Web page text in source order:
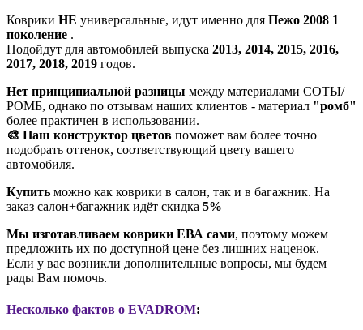
Коврики НЕ универсальные, идут именно для Пежо 2008 1
поколение .
Подойдут для автомобилей выпуска 2013, 2014, 2015, 2016,
2017, 2018, 2019 годов.
Нет принципиальной разницы между материалами СОТЫ/
РОМБ, однако по отзывам наших клиентов - материал "ромб"
более практичен в использовании.
🎨 Наш конструктор цветов поможет вам более точно
подобрать оттенок, соответствующий цвету вашего
автомобиля.
Купить можно как коврики в салон, так и в багажник. На
заказ салон+багажник идёт скидка 5%
Мы изготавливаем коврики ЕВА сами, поэтому можем
предложить их по доступной цене без лишних наценок.
Если у вас возникли дополнительные вопросы, мы будем
рады Вам помочь.
Несколько фактов о EVADROM: